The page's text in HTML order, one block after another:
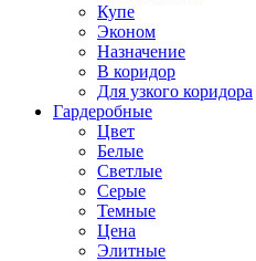
Купе
Эконом
Назначение
В коридор
Для узкого коридора
Гардеробные
Цвет
Белые
Светлые
Серые
Темные
Цена
Элитные